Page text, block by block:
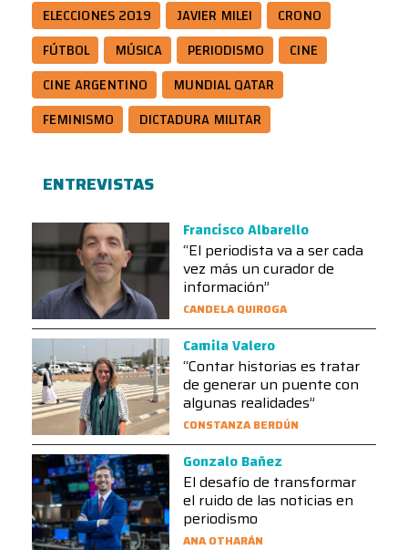
ELECCIONES 2019
JAVIER MILEI
CRONO
FÚTBOL
MÚSICA PERIODISMO
CINE
CINE ARGENTINO
MUNDIAL QATAR
FEMINISMO
DICTADURA MILITAR
ENTREVISTAS
Francisco Albarello
“El periodista va a ser cada
vez más un curador de
información”
CANDELA QUIROGA
Camila Valero
“Contar historias es tratar
de generar un puente con
algunas realidades”
CONSTANZA BERDÚN
Gonzalo Bañez
El desafío de transformar
el ruido de las noticias en
periodismo
ANA OTHARÁN